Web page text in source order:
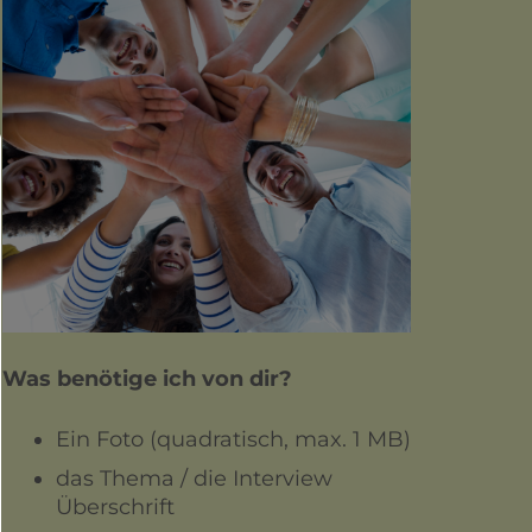
Was benötige ich von dir?
Ein Foto (quadratisch, max. 1 MB)
das Thema / die Interview
Überschrift